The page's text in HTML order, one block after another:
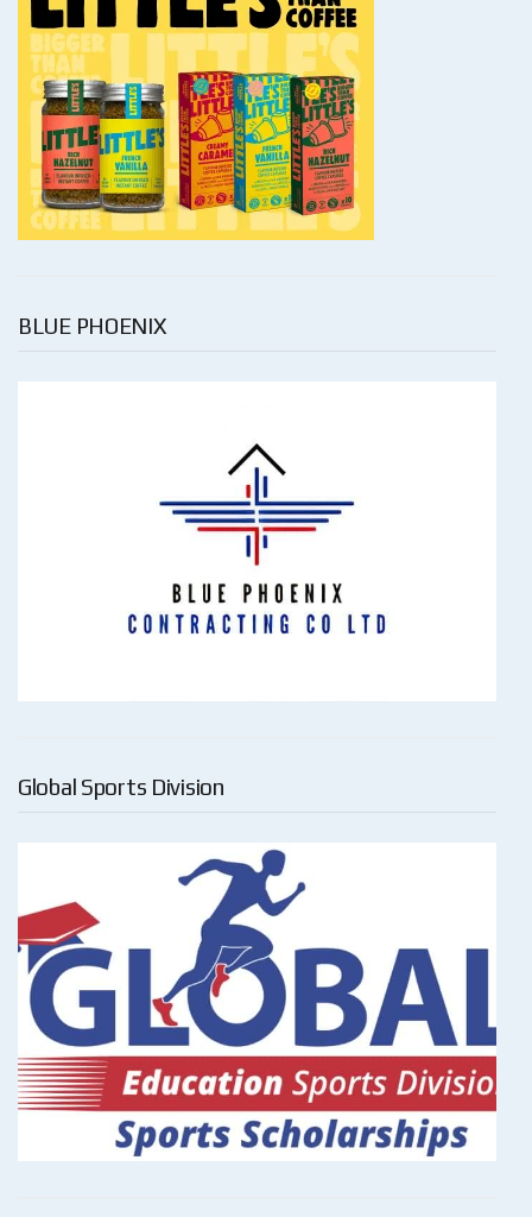
BLUE PHOENIX
Global Sports Division